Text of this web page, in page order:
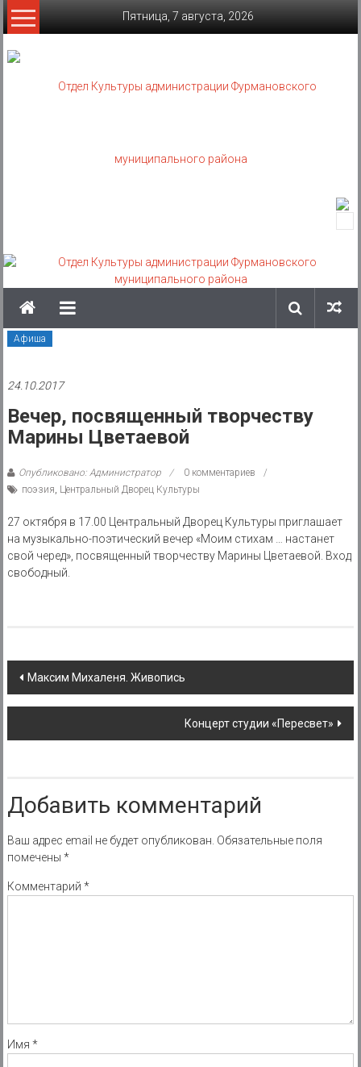
Skip
to
Пятница, 7 августа, 2026
администрации
Фурмановского
муниципального
казенное
учреждение
Афиша
24.10.2017
Вечер, посвященный творчеству
Марины Цветаевой
Опубликовано: Администратор
0 комментариев
поэзия, Центральный Дворец Культуры
27 октября в 17.00 Центральный Дворец Культуры приглашает
на музыкально-поэтический вечер «Моим стихам … настанет
свой черед», посвященный творчеству Марины Цветаевой. Вход
свободный.
Post
navigation
Максим Михаленя. Живопись
Концерт студии «Пересвет»
Добавить комментарий
Ваш адрес email не будет опубликован. Обязательные поля
помечены *
Комментарий *
Имя *